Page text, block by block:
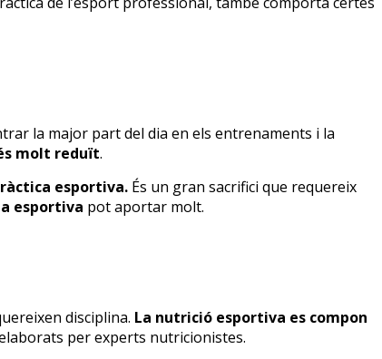
la major part del dia en els entrenaments i la
molt reduït.
esportiva. És un gran sacrifici que requereix
esportiva pot aportar molt.
disciplina. La nutrició esportiva es compon
per experts nutricionistes.